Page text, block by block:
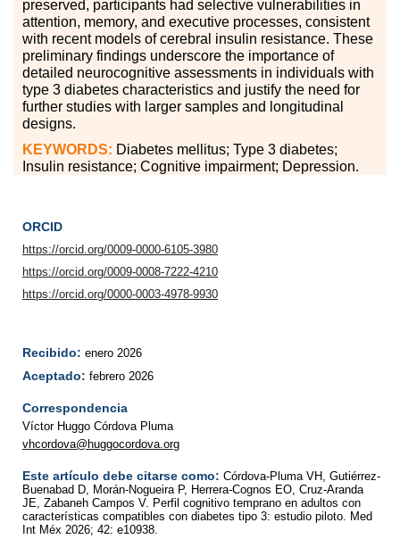
preserved, participants had selective vulnerabilities in
attention, memory, and executive processes, consistent
with recent models of cerebral insulin resistance. These
preliminary findings underscore the importance of
detailed neurocognitive assessments in individuals with
type 3 diabetes characteristics and justify the need for
further studies with larger samples and longitudinal
designs.
KEYWORDS: Diabetes mellitus; Type 3 diabetes;
Insulin resistance; Cognitive impairment; Depression.
ORCID
https://orcid.org/0009-0000-6105-3980
https://orcid.org/0009-0008-7222-4210
https://orcid.org/0000-0003-4978-9930
Recibido: enero 2026
Aceptado: febrero 2026
Correspondencia
Víctor Huggo Córdova Pluma
vhcordova@huggocordova.org
Este artículo debe citarse como: Córdova-Pluma VH, Gutiérrez-
Buenabad D, Morán-Nogueira P, Herrera-Cognos EO, Cruz-Aranda
JE, Zabaneh Campos V. Perfil cognitivo temprano en adultos con
características compatibles con diabetes tipo 3: estudio piloto. Med
Int Méx 2026; 42: e10938.